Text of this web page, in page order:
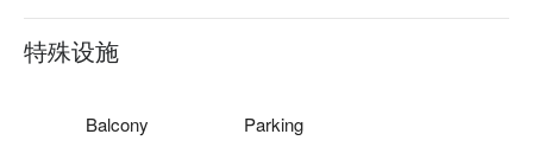
【人气No.1 🌈＼✨ 澳洲冷藏后腿肉牛排 ✨／】
过！
【绝佳位置】邻近带有日本味、美国气息的冲绳美国村，饱餐
一顿再来大血拼。
特殊设施
Balcony Parking